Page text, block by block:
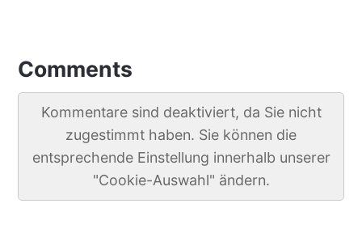
Comments
Kommentare sind deaktiviert, da Sie nicht
zugestimmt haben. Sie können die
entsprechende Einstellung innerhalb unserer
"Cookie-Auswahl" ändern.